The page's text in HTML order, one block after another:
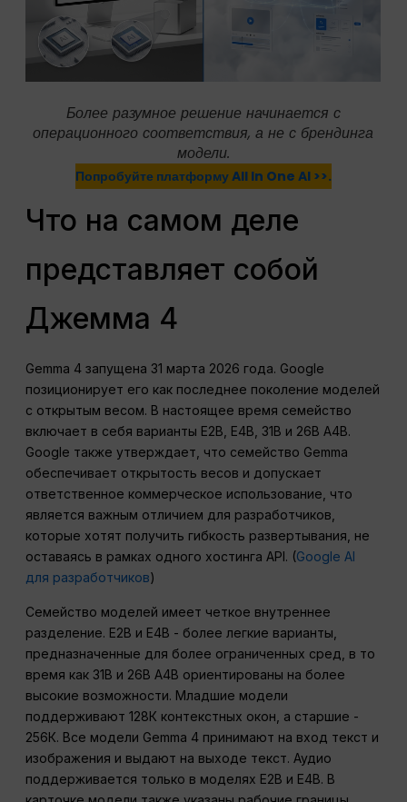
Более разумное решение начинается с
операционного соответствия, а не с брендинга
модели.
Попробуйте платформу AIl In One AI >>.
Что на самом деле
представляет собой
Джемма 4
Gemma 4 запущена 31 марта 2026 года. Google
позиционирует его как последнее поколение моделей
с открытым весом. В настоящее время семейство
включает в себя варианты E2B, E4B, 31B и 26B A4B.
Google также утверждает, что семейство Gemma
обеспечивает открытость весов и допускает
ответственное коммерческое использование, что
является важным отличием для разработчиков,
которые хотят получить гибкость развертывания, не
оставаясь в рамках одного хостинга API. (Google AI
для разработчиков)
Семейство моделей имеет четкое внутреннее
разделение. E2B и E4B - более легкие варианты,
предназначенные для более ограниченных сред, в то
время как 31B и 26B A4B ориентированы на более
высокие возможности. Младшие модели
поддерживают 128К контекстных окон, а старшие -
256К. Все модели Gemma 4 принимают на вход текст и
изображения и выдают на выходе текст. Аудио
поддерживается только в моделях E2B и E4B. В